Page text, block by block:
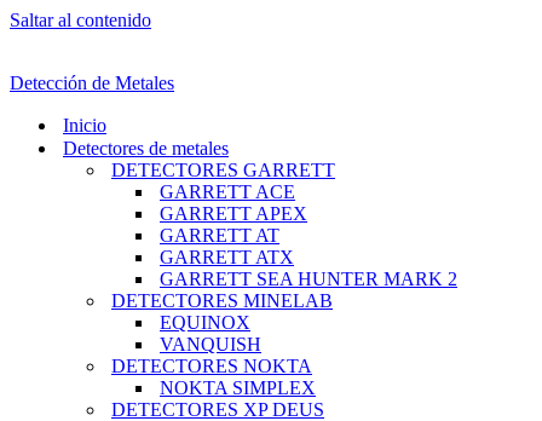
Saltar al contenido
Detección de Metales
Inicio
Detectores de metales
DETECTORES GARRETT
GARRETT ACE
GARRETT APEX
GARRETT AT
GARRETT ATX
GARRETT SEA HUNTER MARK 2
DETECTORES MINELAB
EQUINOX
VANQUISH
DETECTORES NOKTA
NOKTA SIMPLEX
DETECTORES XP DEUS